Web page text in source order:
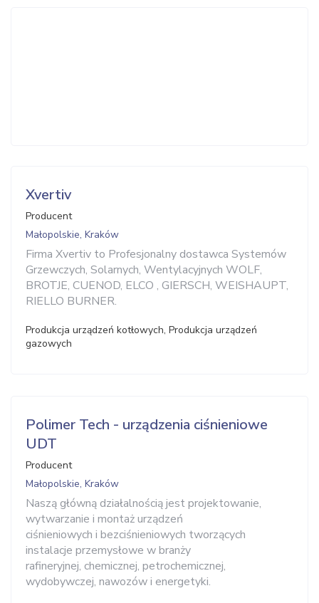
Xvertiv
Producent
Małopolskie, Kraków
Firma Xvertiv to Profesjonalny dostawca Systemów
Grzewczych, Solarnych, Wentylacyjnych WOLF,
BROTJE, CUENOD, ELCO , GIERSCH, WEISHAUPT,
RIELLO BURNER.
Produkcja urządzeń kotłowych, Produkcja urządzeń
gazowych
Polimer Tech - urządzenia ciśnieniowe
UDT
Producent
Małopolskie, Kraków
Naszą główną działalnością jest projektowanie,
wytwarzanie i montaż urządzeń
ciśnieniowych i bezciśnieniowych tworzących
instalacje przemysłowe w branży
rafineryjnej, chemicznej, petrochemicznej,
wydobywczej, nawozów i energetyki.